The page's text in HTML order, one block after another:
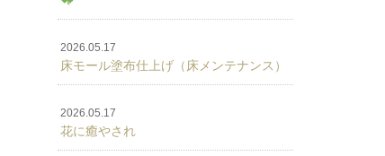
2026.05.17
床モール塗布仕上げ（床メンテナンス）
2026.05.17
花に癒やされ